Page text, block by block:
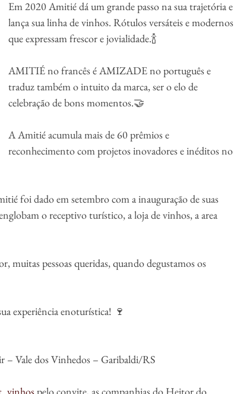
Em 2020 Amitié dá um grande passo na sua trajetória e
lança sua linha de vinhos. Rótulos versáteis e modernos
que expressam frescor e jovialidade.🍾
AMITIÉ no francês é AMIZADE no português e
traduz também o intuito da marca, ser o elo de
celebração de bons momentos.🤝
A Amitié acumula mais de 60 prêmios e
reconhecimento com projetos inovadores e inéditos no
foi dado em setembro com a inauguração de suas
o receptivo turístico, a loja de vinhos, a area
muitas pessoas queridas, quando degustamos os
experiência enoturística! 🍷
– Vale dos Vinhedos – Garibaldi/RS